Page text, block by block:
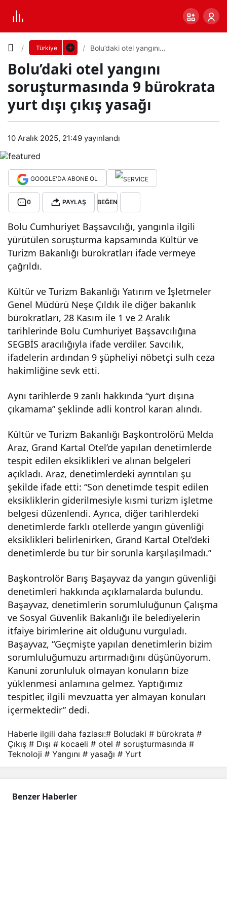
Türkiye
Bolu’daki otel yangını
çıkış yasağı
Bolu’daki otel yangını
soruşturmasında 9 bürokrata
yurt dışı çıkış yasağı
10 Aralık 2025, 21:49 yayınlandı
GOOGLE'DA ABONE OL
0 PAYLAŞ BEĞEN
Bolu Cumhuriyet Başsavcılığı, yangınla ilgili
yürütülen soruşturma kapsamında Kültür ve
Turizm Bakanlığı bürokratları ifade vermeye
çağrıldı.
Kültür ve Turizm Bakanlığı Yatırım ve İşletmeler
Genel Müdürü Neşe Çıldık ile diğer bakanlık
bürokratları, 28 Kasım ile 1 ve 2 Aralık
tarihlerinde Bolu Cumhuriyet Başsavcılığına
SEGBİS aracılığıyla ifade verdiler. Savcılık,
ifadelerin ardından 9 şüpheliyi nöbetçi sulh ceza
hakimliğine sevk etti.
Aynı tarihlerde 9 zanlı hakkında “yurt dışına
çıkamama” şeklinde adli kontrol kararı alındı.
Kültür ve Turizm Bakanlığı Başkontrolörü Melda
Araz, Grand Kartal Otel’de yapılan denetimlerde
tespit edilen eksiklikleri ve alınan belgeleri
açıkladı. Araz, denetimlerdeki ayrıntıları şu
şekilde ifade etti: “Son denetimde tespit edilen
eksikliklerin giderilmesiyle kısmi turizm işletme
belgesi düzenlendi. Ayrıca, diğer tarihlerdeki
denetimlerde farklı otellerde yangın güvenliği
eksiklikleri belirlenirken, Grand Kartal Otel’deki
denetimlerde bu tür bir sorunla karşılaşılmadı.”
Başkontrolör Barış Başayvaz da yangın güvenliği
denetimleri hakkında açıklamalarda bulundu.
Başayvaz, denetimlerin sorumluluğunun Çalışma
ve Sosyal Güvenlik Bakanlığı ile belediyelerin
itfaiye birimlerine ait olduğunu vurguladı.
Başayvaz, “Geçmişte yapılan denetimlerin bizim
sorumluluğumuzu artırmadığını düşünüyorum.
Kanuni zorunluluk olmayan konuların bize
yüklenmesi anlamına gelmez. Yaptığımız
tespitler, ilgili mevzuatta yer almayan konuları
içermektedir” dedi.
Bol
ki
otel
gını
sor
urm
asın
bür
okra
ta
yurt
dışı
çıkı
ş
yas
ağı
Yazı
Boyutunu
Ayarla
Varsayılana
0 PAYLAŞ
Haberle ilgili daha fazlası:# Boludaki # bürokrata #
Çıkış # Dışı # kocaeli # otel # soruşturmasında #
Teknoloji # Yangını # yasağı # Yurt
Benzer Haberler